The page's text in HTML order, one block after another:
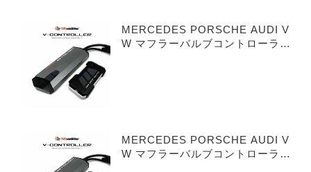
MERCEDES PORSCHE AUDI V
W マフラーバルブコントローラー
MERCEDES PORSCHE AUDI V
W マフラーバルブコントローラー